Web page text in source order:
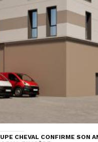
CHEVAL CONFIRME SON